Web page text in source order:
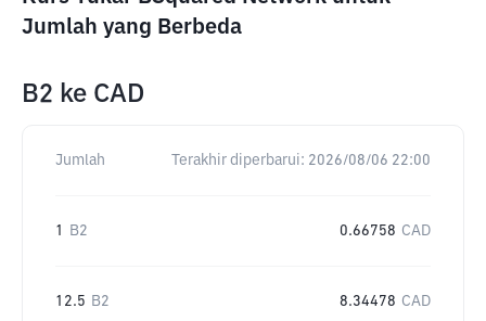
Jumlah yang Berbeda
B2 ke CAD
Jumlah Terakhir diperbarui: 2026/08/06 22:00
1 B2 0.66758 CAD
12.5 B2 8.34478 CAD